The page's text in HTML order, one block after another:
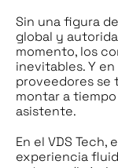
Sin una figura
global y
momento, los
inevitables. Y
proveedores se
montar a
asistente.
En el VDS
experiencia